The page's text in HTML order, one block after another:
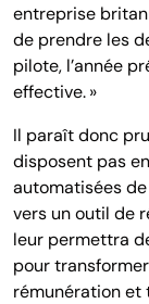
entreprise
de prendre les
pilote, l’année
effective. »
Il paraît donc
disposent pas
automatisées
vers un outil de
leur permettra
pour
rémunération et